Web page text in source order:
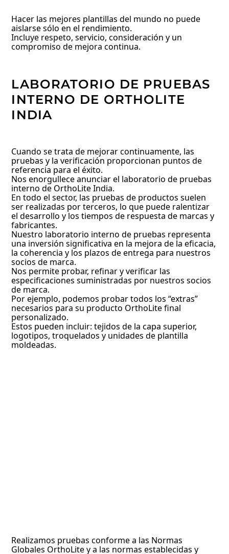
Hacer las mejores plantillas del mundo no puede
aislarse sólo en el rendimiento.
Incluye respeto, servicio, consideración y un
compromiso de mejora continua.
LABORATORIO DE PRUEBAS
INTERNO DE ORTHOLITE
INDIA
Cuando se trata de mejorar continuamente, las
pruebas y la verificación proporcionan puntos de
referencia para el éxito.
Nos enorgullece anunciar el laboratorio de pruebas
interno de OrthoLite India.
En todo el sector, las pruebas de productos suelen
ser realizadas por terceros, lo que puede ralentizar
el desarrollo y los tiempos de respuesta de marcas y
fabricantes.
Nuestro laboratorio interno de pruebas representa
una inversión significativa en la mejora de la eficacia,
la coherencia y los plazos de entrega para nuestros
socios de marca.
Nos permite probar, refinar y verificar las
especificaciones suministradas por nuestros socios
de marca.
Por ejemplo, podemos probar todos los “extras”
necesarios para su producto OrthoLite final
personalizado.
Estos pueden incluir: tejidos de la capa superior,
logotipos, troquelados y unidades de plantilla
moldeadas.
Realizamos pruebas conforme a las Normas
Globales OrthoLite y a las normas establecidas y